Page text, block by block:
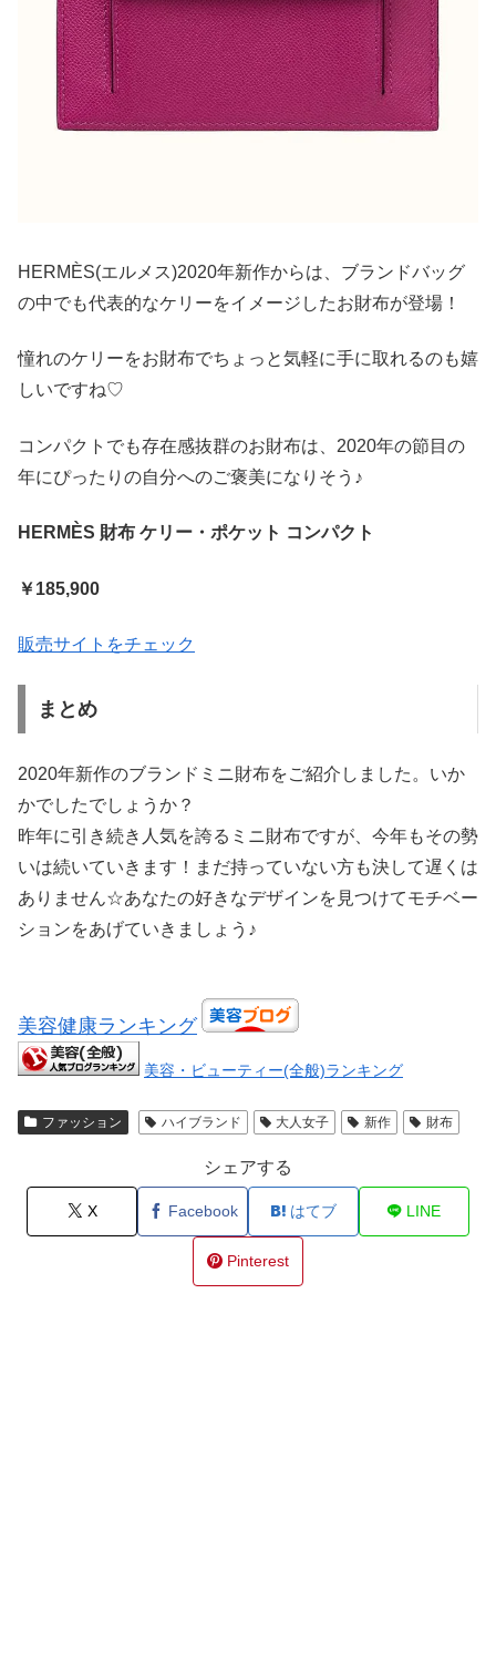
HERMÈS(エルメス)2020年新作からは、ブランドバッグ
の中でも代表的なケリーをイメージしたお財布が登場！
憧れのケリーをお財布でちょっと気軽に手に取れるのも嬉
しいですね♡
コンパクトでも存在感抜群のお財布は、2020年の節目の
年にぴったりの自分へのご褒美になりそう♪
HERMÈS 財布 ケリー・ポケット コンパクト
￥185,900
販売サイトをチェック
まとめ
2020年新作のブランドミニ財布をご紹介しました。いか
かでしたでしょうか？
昨年に引き続き人気を誇るミニ財布ですが、今年もその勢
いは続いていきます！まだ持っていない方も決して遅くは
ありません☆あなたの好きなデザインを見つけてモチベー
ションをあげていきましょう♪
美容健康ランキング
美容・ビューティー(全般)ランキング
ファッション ハイブランド 大人女子 新作 財布
シェアする
X Facebook はてブ LINE
Pinterest